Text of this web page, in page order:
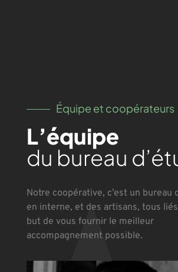
Équipe et coopérateurs
L’équipe
du bureau
Notre coopérative, c’est un bureau
en interne, et des artisans, tous
but de vous fournir le meilleur
accompagnement possible.